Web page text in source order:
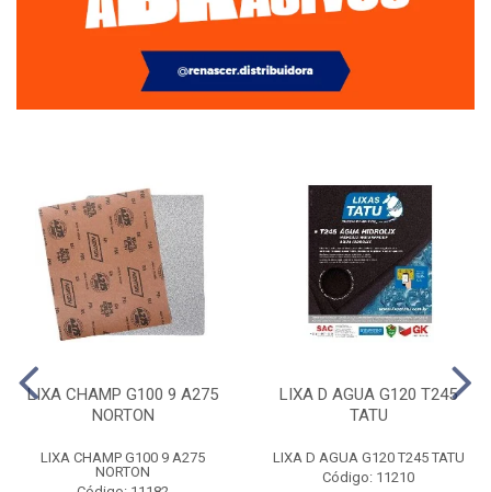
LIXA CHAMP G100 9 A275
NORTON
LIXA CHAMP G100 9 A275
NORTON
LIXA D AGUA G120 T245
TATU
LIXA D AGUA G120 T245 TATU
Código: 11210